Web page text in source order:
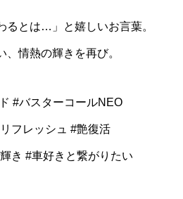
るとは…」と嬉しいお言葉。
情熱の輝きを再び。
#バスターコールNEO
フレッシュ #艶復活
き #車好きと繋がりたい